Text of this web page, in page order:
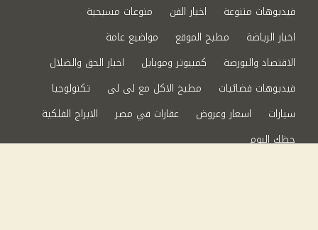
فيديوهات متنوعة
اخبار الفن
منوعات مسيحية
اخبار الرياضة
مطبخ الموقع
مواضيع عامة
الاقتصاد والبورصة
كمبيوتر وموبايل
اخبار الحق والضلال
فيديوهات فضائيات
مطبخ الاكل مع لى لى
تكنولوجيا
سيارات
اسعار وعروض عقارات في مصر
الابراج الفلكية
حظك اليوم